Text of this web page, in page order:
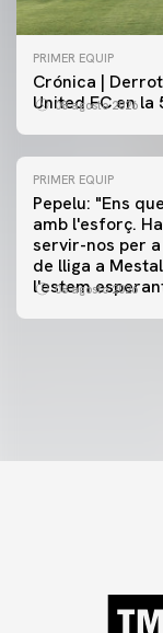
PRIMER EQUIP
Crónica |
United FC en
08 agosto 2026
PRIMER EQUIP
Pepelu: "Ens
amb l'esforç.
servir-nos per
de lliga a
l'estem
08 agosto 2026
PRIMER EQUIP
📸
PRIMER EQUIP
MESTALLA 📍